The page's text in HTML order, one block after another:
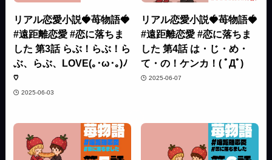
リアル恋愛小説🍓苺物語🍓
#遠距離恋愛 #恋に落ちま
した 第3話 らぶ！らぶ！ら
ぶ、らぶ、LOVE(｡･ω･｡)ﾉ
♡
2025-06-03
リアル恋愛小説🍓苺物語🍓
#遠距離恋愛 #恋に落ちま
した 第4話 は・じ・め・
て・の！ケンカ！( ﾟДﾟ)
2025-06-07